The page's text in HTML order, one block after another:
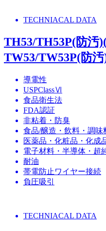
TECHNIACAL DATA
TH53/TH53P(防汚
TW53/TW53P(防
導電性
USPClassⅥ
食品衛生法
FDA認証
非粘着・防臭
食品/醸造・飲料・調味
医薬品・化粧品・化成
電子材料・半導体・超
耐油
帯電防止ワイヤー接続
負圧吸引
TECHNIACAL DATA